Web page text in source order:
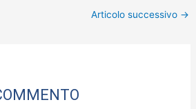
Articolo successivo →